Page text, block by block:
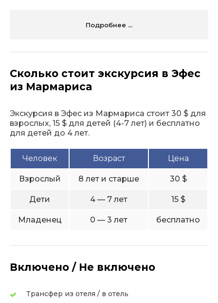
Подробнее ...
Сколько стоит экскурсия в Эфес
из Мармариса
Экскурсия в Эфес из Мармариса стоит 30 $ для
взрослых, 15 $ для детей (4-7 лет) и бесплатно
для детей до 4 лет.
Человек Возраст Цена
Взрослый 8 лет и старше 30 $
Дети 4 — 7 лет 15 $
Младенец 0 — 3 лет бесплатно
Включено / Не включено
Трансфер из отеля / в отель